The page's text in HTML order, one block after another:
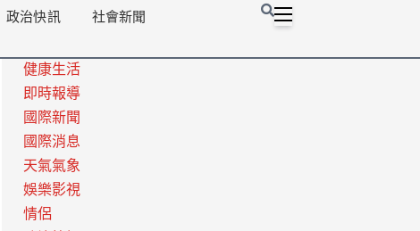
政治快訊 社會新聞
健康生活
即時報導
國際新聞
國際消息
天氣氣象
娛樂影視
情侶